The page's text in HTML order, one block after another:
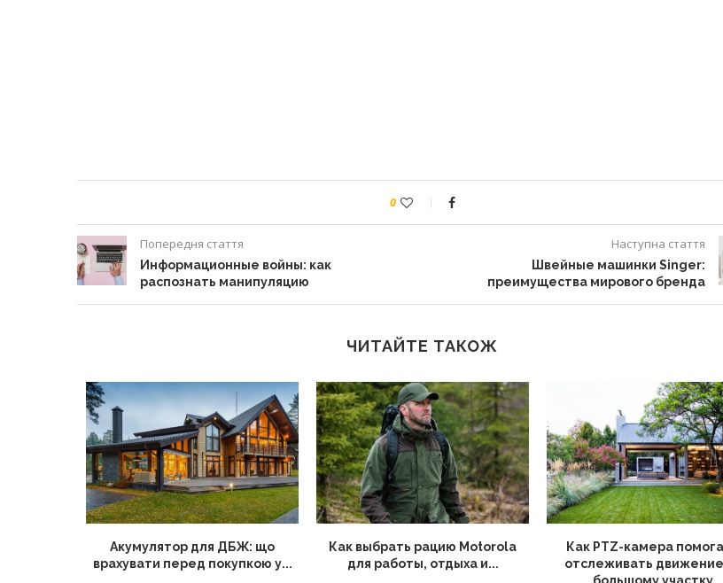
0
Попередня стаття
Информационные войны: как
распознать манипуляцию
Наступна стаття
Швейные машинки Singer:
преимущества мирового бренда
ЧИТАЙТЕ ТАКОЖ
Акумулятор для ДБЖ: що
врахувати перед покупкою у...
Как выбрать рацию Motorola
для работы, отдыха и...
Как PTZ-камера
отслеживать